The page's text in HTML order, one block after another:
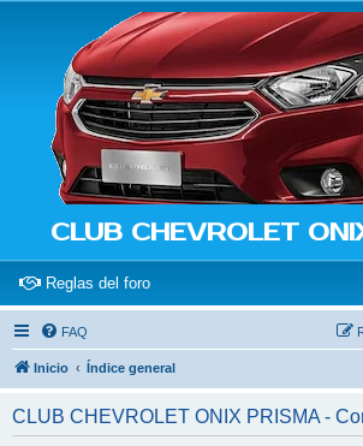
CLUB CHEVROLET
Reglas del foro(Opens a new tab)
FAQ
Inicio Índice general
CLUB CHEVROLET ONIX PRISMA -